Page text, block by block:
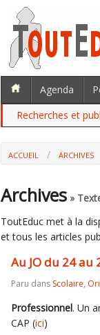
Agenda
Recherches et
ACCUEIL ARCHIVES
Archives »
ToutEduc met à la
et tous les articles
Au JO du 24 au
Paru dans Scolaire,
Professionnel. Un
CAP (ici)